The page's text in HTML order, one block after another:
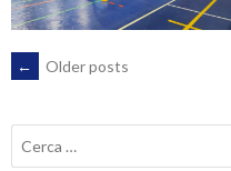
POSTS
NAVIGATION
← Older posts